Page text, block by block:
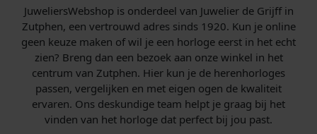
JuweliersWebshop is onderdeel van Juwelier de Grijff in
Zutphen, een vertrouwd adres sinds 1920. Kun je online
geen keuze maken of wil je een horloge eerst in het echt
zien? Breng dan een bezoek aan onze winkel in het
centrum van Zutphen. Hier kun je de herenhorloges
passen, vergelijken en met eigen ogen de kwaliteit
ervaren. Ons deskundige team helpt je graag bij het
vinden van het horloge dat perfect bij jou past.